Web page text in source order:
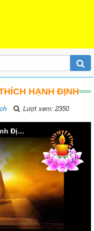
HẠNH ĐỊNH
Lượt xem: 2350
Kinh A Di Đà ( Bài 11) ĐĐ Thích Hạnh Định